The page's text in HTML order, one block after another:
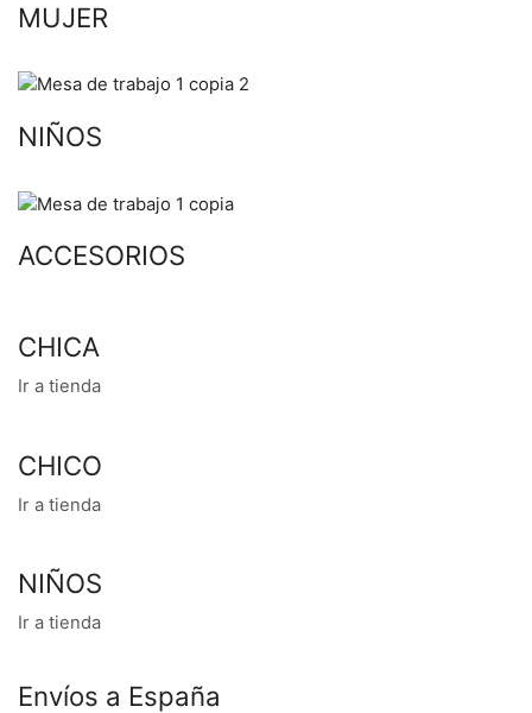
MUJER
NIÑOS
ACCESORIOS
CHICA
Ir a tienda
CHICO
Ir a tienda
NIÑOS
Ir a tienda
Envíos a España